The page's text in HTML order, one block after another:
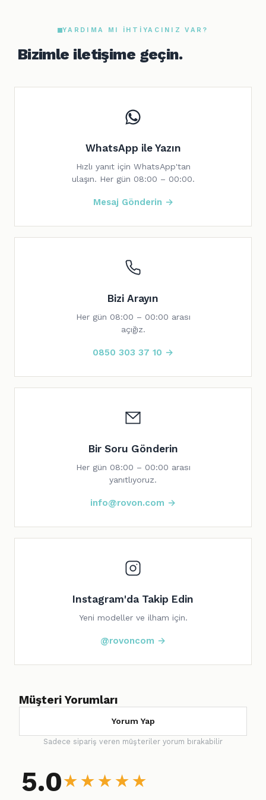
YARDIMA MI IHTIYACINIZ VAR?
Bizimle iletişime geçin.
WhatsApp ile Yazın
Hızlı yanıt için WhatsApp'tan
ulaşın. Her gün 08:00 – 00:00.
Mesaj Gönderin →
Bizi Arayın
Her gün 08:00 – 00:00 arası
açığız.
0850 303 37 10 →
Bir Soru Gönderin
Her gün 08:00 – 00:00 arası
yanıtlıyoruz.
info@rovon.com →
Instagram'da Takip Edin
Yeni modeller ve ilham için.
@rovoncom →
Müşteri Yorumları
Yorum Yap
Sadece sipariş veren müşteriler yorum bırakabilir
5.0★ ★ ★ ★ ★